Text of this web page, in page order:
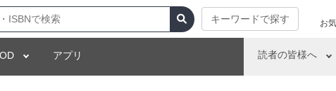
キーワードで探す お
アプリ 読者の皆様へ